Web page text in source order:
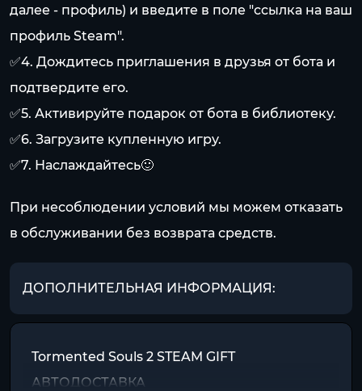
далее - профиль) и введите в поле "ссылка на ваш
профиль Steam".
✅4. Дождитесь приглашения в друзья от бота и
подтвердите его.
✅5. Активируйте подарок от бота в библиотеку.
✅6. Загрузите купленную игру.
✅7. Наслаждайтесь🙂
При несоблюдении условий мы можем отказать
в обслуживании без возврата средств.
ДОПОЛНИТЕЛЬНАЯ ИНФОРМАЦИЯ:
Tormented Souls 2 STEAM GIFT
АВТОДОСТАВКА